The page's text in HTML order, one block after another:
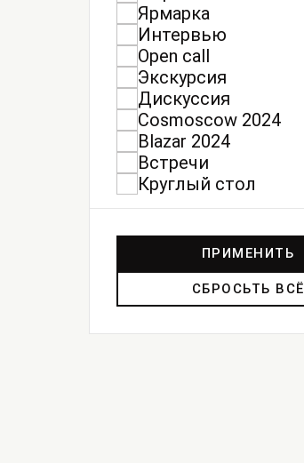
Ярмарка
Интервью
Open call
Экскурсия
Дискуссия
Cosmoscow 2024
Blazar 2024
Встречи
Круглый стол
ПРИМЕНИТЬ
СБРОСЬТЬ ВСЁ